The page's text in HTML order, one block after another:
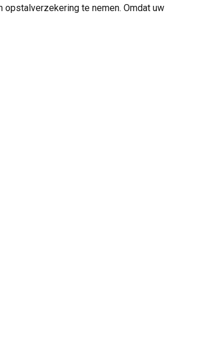
opstalverzekering te nemen. Omdat uw